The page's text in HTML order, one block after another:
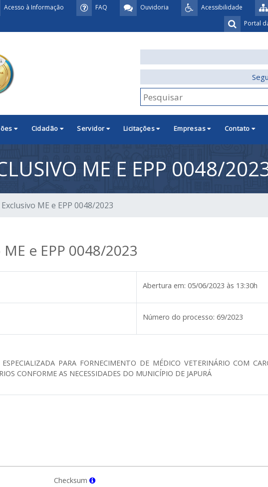
Acessibilidade
Ouvidoria
FAQ
Acesso à Informação
Portal
Cidadão Servidor Licitações Empresas Contato
ME E EPP 0048/
ME e EPP 0048/2023
e EPP 0048/2023
Abertura em: 05/06/2023 às 13:30h
Número do processo: 69/2023
PARA FORNECIMENTO DE MÉDICO VETERINÁRIO COM
CONFORME AS NECESSIDADES DO MUNICÍPIO DE JAPURÁ
Checksum